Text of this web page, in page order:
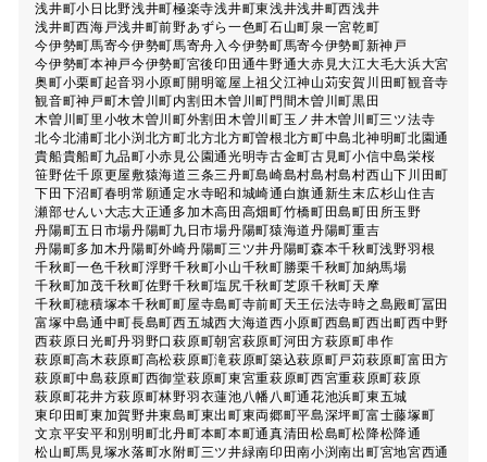
浅井町小日比野浅井町極楽寺浅井町東浅井浅井町西浅井
浅井町西海戸浅井町前野あずら 一色町石山町泉一宮乾町
今伊勢町馬寄今伊勢町馬寄舟入 今伊勢町馬寄今伊勢町新神戸
今伊勢町本神戸今伊勢町宮後印田通牛野通大赤見大江大毛大浜大宮
奥町小栗町起音羽 小原町開明篭屋上祖父江神山苅安賀 川田町観音寺
観音町神戸町木曽川町内割田木曽川町門間木曽川町黒田
木曽川町里小牧木曽川町外割田 木曽川町玉ノ井木曽川町三ツ法寺
北今北浦町北小渕 北方町北方北方町曽根北方町中島北神明町北園通
貴船貴船町九品町小赤見公園通光明寺古金町古見町小信中島栄桜
笹野佐千原更屋敷猿海道三条三丹町島崎島村島村島村西山下川田町
下田 下沼町春明常願通 定水寺昭和城崎通白旗通新生末広杉山住吉
瀬部せんい大志大正通 多加木高田 高畑町竹橋町 田島町 田所玉野
丹陽町五日市場丹陽町九日市場丹陽町猿海道丹陽町重吉
丹陽町多加木丹陽町外崎丹陽町三ツ井丹陽町森本千秋町浅野羽根
千秋町一色千秋町浮野千秋町小山千秋町勝栗千秋町加納馬場
千秋町加茂千秋町佐野千秋町塩尻千秋町芝原千秋町天摩
千秋町穂積塚本千秋町町屋寺島町寺前町天王伝法寺時之島殿町冨田
富塚中島通中町長島町西五城西大海道西小原町西島町西出町西中野
西萩原日光町丹羽 野口萩原町朝宮萩原町河田方萩原町串作
萩原町高木萩原町高松萩原町滝萩原町築込萩原町戸苅萩原町富田方
萩原町中島萩原町西御堂萩原町東宮重萩原町西宮重萩原町萩原
萩原町花井方萩原町林野羽衣蓮池八幡八町通花池浜町東五城
東印田町東加賀野井東島町東出町東両郷町平島深坪町富士藤塚町
文京平安平和別明町北丹町本町本町通真清田松島町松降松降通
松山町馬見塚水落町水附町三ツ井緑南印田南小渕南出町宮地宮西通